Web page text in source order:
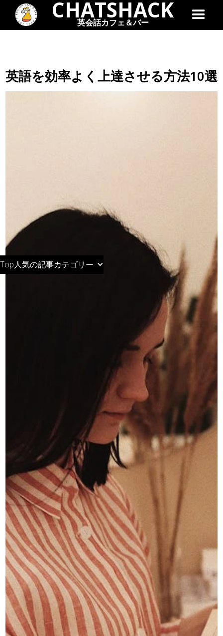
CHATSHACK
英会話カフェ＆バー
Top人気の記事カテゴリー
英語を効率よく上達させる方法10選